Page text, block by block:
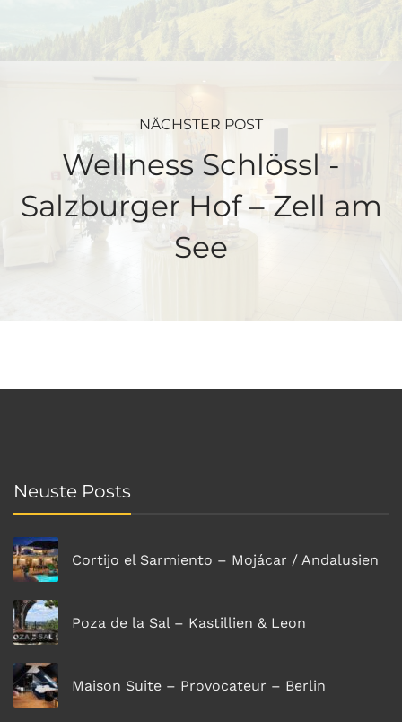
NÄCHSTER POST
Wellness Schlössl -
Salzburger Hof – Zell am
See
Neuste Posts
Cortijo el Sarmiento – Mojácar / Andalusien
Poza de la Sal – Kastillien & Leon
Maison Suite – Provocateur – Berlin